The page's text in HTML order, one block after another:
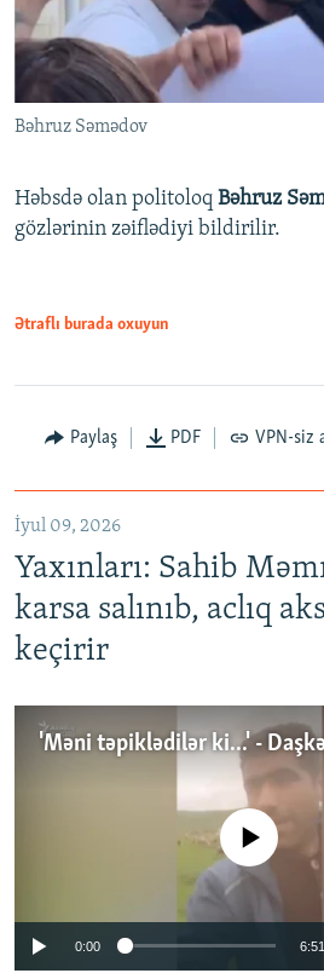
Bəhruz Səmədov
Həbsdə olan politoloq Bəhruz
gözlərinin zəiflədiyi bildirilir.
Ətraflı burada oxuyun
Paylaş PDF VPN-siz
İyul 09, 2026
Yaxınları: Sahib
karsa salınıb, aclıq
keçirir
No media source
0:00 6:51